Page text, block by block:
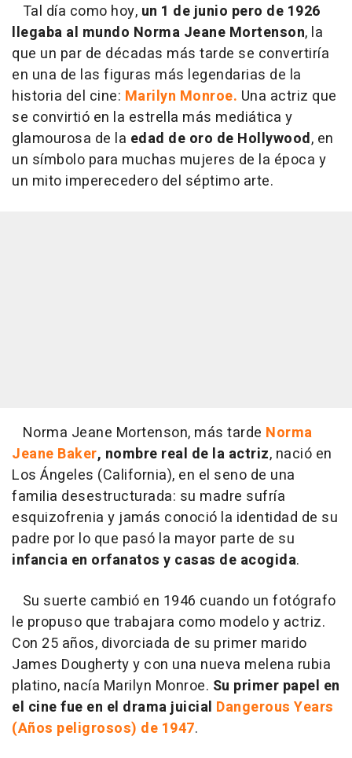
Tal día como hoy, un 1 de junio pero de 1926
llegaba al mundo Norma Jeane Mortenson, la
que un par de décadas más tarde se convertiría
en una de las figuras más legendarias de la
historia del cine: Marilyn Monroe. Una actriz que
se convirtió en la estrella más mediática y
glamourosa de la edad de oro de Hollywood, en
un símbolo para muchas mujeres de la época y
un mito imperecedero del séptimo arte.
Norma Jeane Mortenson, más tarde Norma
Jeane Baker, nombre real de la actriz, nació en
Los Ángeles (California), en el seno de una
familia desestructurada: su madre sufría
esquizofrenia y jamás conoció la identidad de su
padre por lo que pasó la mayor parte de su
infancia en orfanatos y casas de acogida.
Su suerte cambió en 1946 cuando un fotógrafo
le propuso que trabajara como modelo y actriz.
Con 25 años, divorciada de su primer marido
James Dougherty y con una nueva melena rubia
platino, nacía Marilyn Monroe. Su primer papel en
el cine fue en el drama juicial Dangerous Years
(Años peligrosos) de 1947.